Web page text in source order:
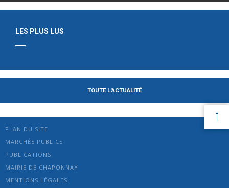
LES PLUS LUS
TOUTE L'ACTUALITÉ
PLAN DU SITE
MARCHÉS PUBLICS
PUBLICATIONS
MAIRIE DE CHAPONNAY
MENTIONS LÉGALES